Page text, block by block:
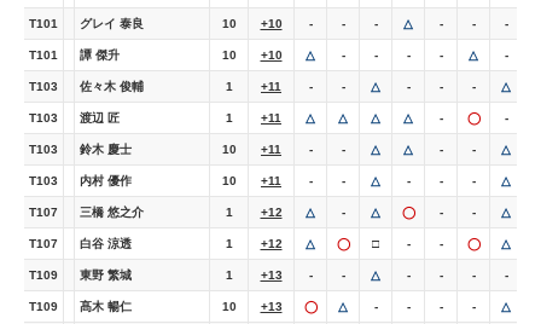
T101 グレイ 泰良 10 +10 - - - △ - - -
T101 譚 傑升 10 +10 △ - - - - △ -
T103 佐々木 俊輔 1 +11 - - △ - - - △
T103 渡辺 匠 1 +11 △ △ △ △ - ◯ -
T103 鈴木 慶士 10 +11 - - △ △ - - △
T103 内村 優作 10 +11 - - △ - - - △
T107 三橋 悠之介 1 +12 △ - △ ◯ - - △
T107 白谷 涼透 1 +12 △ ◯ □ - - ◯ △
T109 東野 繁城 1 +13 - - △ - - - -
T109 髙木 暢仁 10 +13 ◯ △ - - - - △